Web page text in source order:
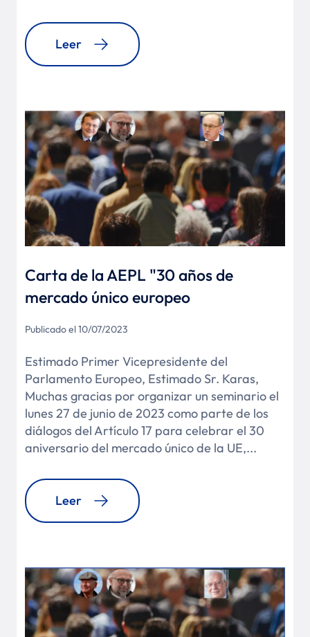
Leer
Carta de la AEPL "30 años de
mercado único europeo
Publicado el 10/07/2023
Estimado Primer Vicepresidente del
Parlamento Europeo, Estimado Sr. Karas,
Muchas gracias por organizar un seminario el
lunes 27 de junio de 2023 como parte de los
diálogos del Artículo 17 para celebrar el 30
aniversario del mercado único de la UE,...
Leer